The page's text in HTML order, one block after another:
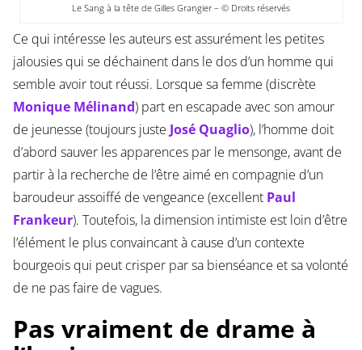
Le Sang à la tête de Gilles Grangier – © Droits réservés
Ce qui intéresse les auteurs est assurément les petites
jalousies qui se déchainent dans le dos d’un homme qui
semble avoir tout réussi. Lorsque sa femme (discrète
Monique Mélinand) part en escapade avec son amour
de jeunesse (toujours juste José Quaglio), l’homme doit
d’abord sauver les apparences par le mensonge, avant de
partir à la recherche de l’être aimé en compagnie d’un
baroudeur assoiffé de vengeance (excellent Paul
Frankeur). Toutefois, la dimension intimiste est loin d’être
l’élément le plus convaincant à cause d’un contexte
bourgeois qui peut crisper par sa bienséance et sa volonté
de ne pas faire de vagues.
Pas vraiment de drame à